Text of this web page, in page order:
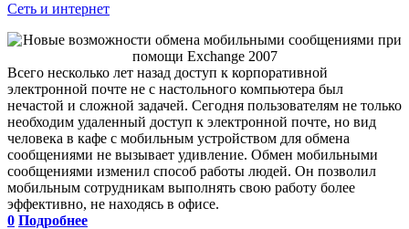
Сеть и интернет
Всего несколько лет назад доступ к корпоративной
электронной почте не с настольного компьютера был
нечастой и сложной задачей. Сегодня пользователям не только
необходим удаленный доступ к электронной почте, но вид
человека в кафе с мобильным устройством для обмена
сообщениями не вызывает удивление. Обмен мобильными
сообщениями изменил способ работы людей. Он позволил
мобильным сотрудникам выполнять свою работу более
эффективно, не находясь в офисе.
0 Подробнее